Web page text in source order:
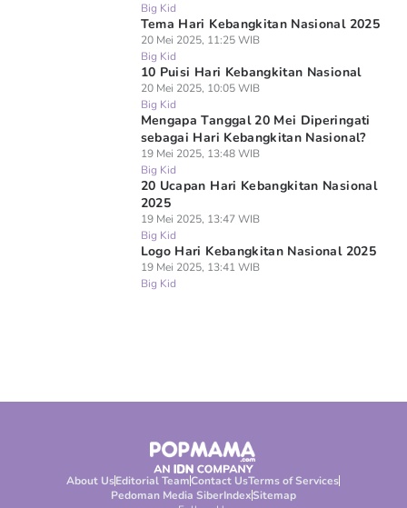
Big Kid
Tema Hari Kebangkitan Nasional 2025
20 Mei 2025, 11:25 WIB
Big Kid
10 Puisi Hari Kebangkitan Nasional
20 Mei 2025, 10:05 WIB
Big Kid
Mengapa Tanggal 20 Mei Diperingati
sebagai Hari Kebangkitan Nasional?
19 Mei 2025, 13:48 WIB
Big Kid
20 Ucapan Hari Kebangkitan Nasional
2025
19 Mei 2025, 13:47 WIB
Big Kid
Logo Hari Kebangkitan Nasional 2025
19 Mei 2025, 13:41 WIB
Big Kid
About UsEditorial TeamContact UsTerms of Services
Pedoman Media SiberIndexSitemap